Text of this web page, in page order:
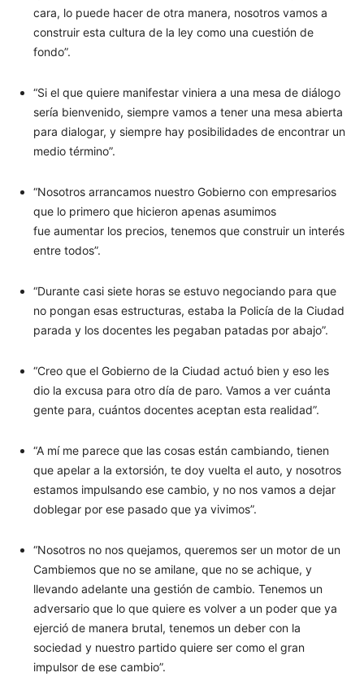
cara, lo puede hacer de otra manera, nosotros vamos a
construir esta cultura de la ley como una cuestión de
fondo”.
“Si el que quiere manifestar viniera a una mesa de diálogo
sería bienvenido, siempre vamos a tener una mesa abierta
para dialogar, y siempre hay posibilidades de encontrar un
medio término”.
“Nosotros arrancamos nuestro Gobierno con empresarios
que lo primero que hicieron apenas asumimos
fue aumentar los precios, tenemos que construir un interés
entre todos”.
“Durante casi siete horas se estuvo negociando para que
no pongan esas estructuras, estaba la Policía de la Ciudad
parada y los docentes les pegaban patadas por abajo”.
“Creo que el Gobierno de la Ciudad actuó bien y eso les
dio la excusa para otro día de paro. Vamos a ver cuánta
gente para, cuántos docentes aceptan esta realidad”.
“A mí me parece que las cosas están cambiando, tienen
que apelar a la extorsión, te doy vuelta el auto, y nosotros
estamos impulsando ese cambio, y no nos vamos a dejar
doblegar por ese pasado que ya vivimos”.
“Nosotros no nos quejamos, queremos ser un motor de un
Cambiemos que no se amilane, que no se achique, y
llevando adelante una gestión de cambio. Tenemos un
adversario que lo que quiere es volver a un poder que ya
ejerció de manera brutal, tenemos un deber con la
sociedad y nuestro partido quiere ser como el gran
impulsor de ese cambio”.